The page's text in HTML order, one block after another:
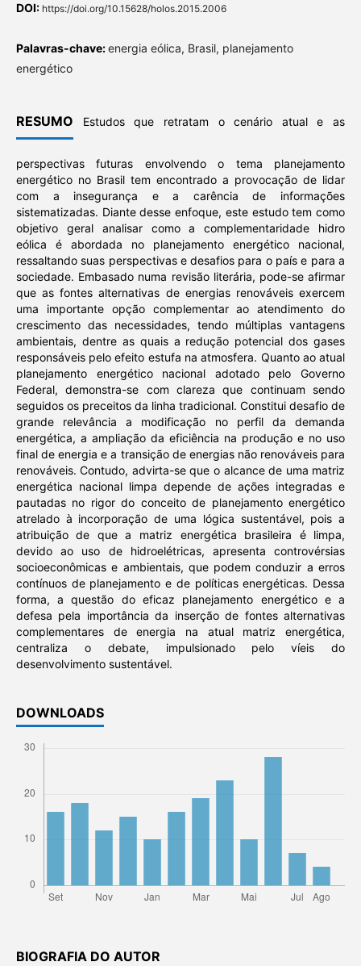
DOI: https://doi.org/10.15628/holos.2015.2006
Palavras-chave:energia eólica, Brasil, planejamento
energético
RESUMO Estudos que retratam o cenário atual e as
perspectivas futuras envolvendo o tema planejamento
energético no Brasil tem encontrado a provocação de lidar
com a insegurança e a carência de informações
sistematizadas. Diante desse enfoque, este estudo tem como
objetivo geral analisar como a complementaridade hidro
eólica é abordada no planejamento energético nacional,
ressaltando suas perspectivas e desafios para o país e para a
sociedade. Embasado numa revisão literária, pode-se afirmar
que as fontes alternativas de energias renováveis exercem
uma importante opção complementar ao atendimento do
crescimento das necessidades, tendo múltiplas vantagens
ambientais, dentre as quais a redução potencial dos gases
responsáveis pelo efeito estufa na atmosfera. Quanto ao atual
planejamento energético nacional adotado pelo Governo
Federal, demonstra-se com clareza que continuam sendo
seguidos os preceitos da linha tradicional. Constitui desafio de
grande relevância a modificação no perfil da demanda
energética, a ampliação da eficiência na produção e no uso
final de energia e a transição de energias não renováveis para
renováveis. Contudo, advirta-se que o alcance de uma matriz
energética nacional limpa depende de ações integradas e
pautadas no rigor do conceito de planejamento energético
atrelado à incorporação de uma lógica sustentável, pois a
atribuição de que a matriz energética brasileira é limpa,
devido ao uso de hidroelétricas, apresenta controvérsias
socioeconômicas e ambientais, que podem conduzir a erros
contínuos de planejamento e de políticas energéticas. Dessa
forma, a questão do eficaz planejamento energético e a
defesa pela importância da inserção de fontes alternativas
complementares de energia na atual matriz energética,
centraliza o debate, impulsionado pelo víeis do
desenvolvimento sustentável.
DOWNLOADS
BIOGRAFIA DO AUTOR